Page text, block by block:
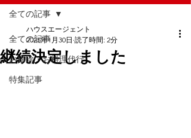
全ての記事
お掃除・お料理代行
特集記事
全ての記事
継続決定しました
ハウスエージェント
2025年1月30日 読了時間: 2分